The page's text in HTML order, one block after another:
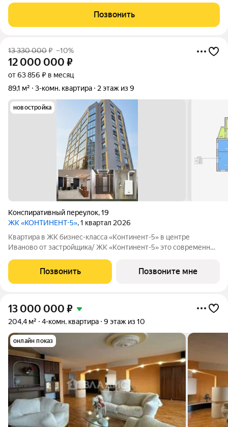
ремонта (Натяжные потолки,новые радиаторы уже
установлены) -Удобная
Позвонить
13 330 000₽ –10%
12 000 000 ₽
от 63 856 ₽ в месяц
89,1 м²
3-комн. квартира 2 этаж из 9
новостройка
Конспиративный переулок,19
ЖК «КОНТИНЕНТ-5», 1 квартал 2026
Квартира в ЖК бизнес-класса «Континент-5» в центре
Иваново от застройщика/ ЖК «Континент-5» это современный
Закрытая территория, всего 62 квартиры, высокий уровень
комфорта для тех, кто ценит
Позвонить Позвоните мне
13 000 000 ₽
204,4 м² 4-комн. квартира 9 этаж из 10
онлайн показ